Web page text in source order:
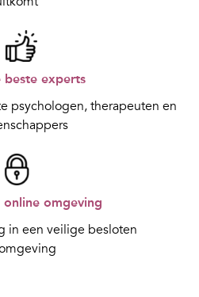
beste experts
psychologen, therapeuten en
online omgeving
in een veilige besloten